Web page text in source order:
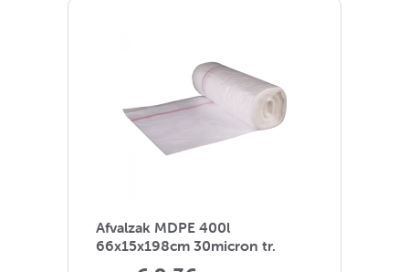
Afvalzak MDPE 400l
66x15x198cm 30micron tr.